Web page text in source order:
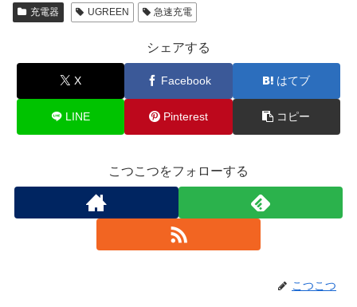
充電器 UGREEN 急速充電
シェアする
X Facebook はてブ
LINE Pinterest コピー
こつこつをフォローする
こつこつ